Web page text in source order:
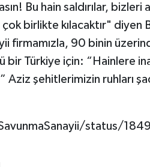
Bu hain saldırılar, bizleri
birlikte kılacaktır" diyen
firmamızla, 90 binin
bir Türkiye için: “Hainlere
Aziz şehitlerimizin ruhları
status/